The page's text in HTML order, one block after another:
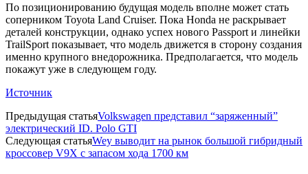
По позиционированию будущая модель вполне может стать
соперником Toyota Land Cruiser. Пока Honda не раскрывает
деталей конструкции, однако успех нового Passport и линейки
TrailSport показывает, что модель движется в сторону создания
именно крупного внедорожника. Предполагается, что модель
покажут уже в следующем году.
Источник
Предыдущая статьяVolkswagen представил “заряженный”
электрический ID. Polo GTI
Следующая статьяWey выводит на рынок большой гибридный
кроссовер V9X с запасом хода 1700 км